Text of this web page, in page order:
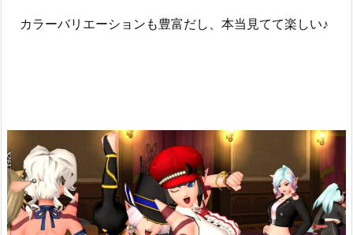
カラーバリエーションも豊富だし、本当見てて楽しい♪